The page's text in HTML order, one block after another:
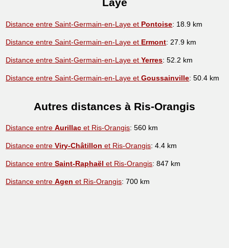
Laye
Distance entre Saint-Germain-en-Laye et Pontoise: 18.9 km
Distance entre Saint-Germain-en-Laye et Ermont: 27.9 km
Distance entre Saint-Germain-en-Laye etYerres: 52.2 km
Distance entre Saint-Germain-en-Laye etGoussainville: 50.4 km
Autres distances à Ris-Orangis
Distance entreAurillac et Ris-Orangis: 560 km
Distance entreViry-Châtillon et Ris-Orangis: 4.4 km
Distance entreSaint-Raphaël et Ris-Orangis: 847 km
Distance entreAgen et Ris-Orangis: 700 km